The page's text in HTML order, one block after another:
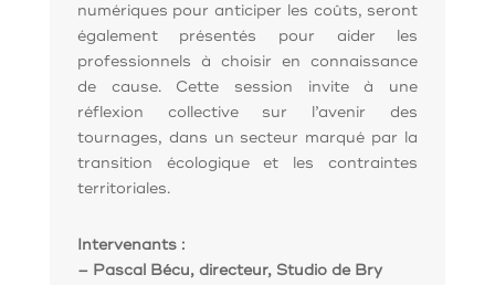
numériques pour anticiper les coûts, seront
également présentés pour aider les
professionnels à choisir en connaissance
de cause. Cette session invite à une
réflexion collective sur l’avenir des
tournages, dans un secteur marqué par la
transition écologique et les contraintes
territoriales.
Intervenants :
– Pascal Bécu, directeur, Studio de Bry